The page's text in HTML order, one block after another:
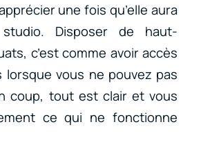
une fois qu’elle aura
Disposer de haut-
c’est comme avoir accès
vous ne pouvez pas
coup, tout est clair et vous
ce qui ne fonctionne